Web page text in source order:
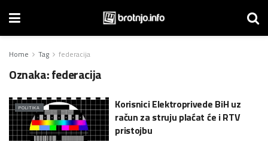
Home Tag federacija
Oznaka:federacija
POLITIKA
Korisnici Elektroprivede BiH uz
račun za struju plaćat će i RTV
pristojbu